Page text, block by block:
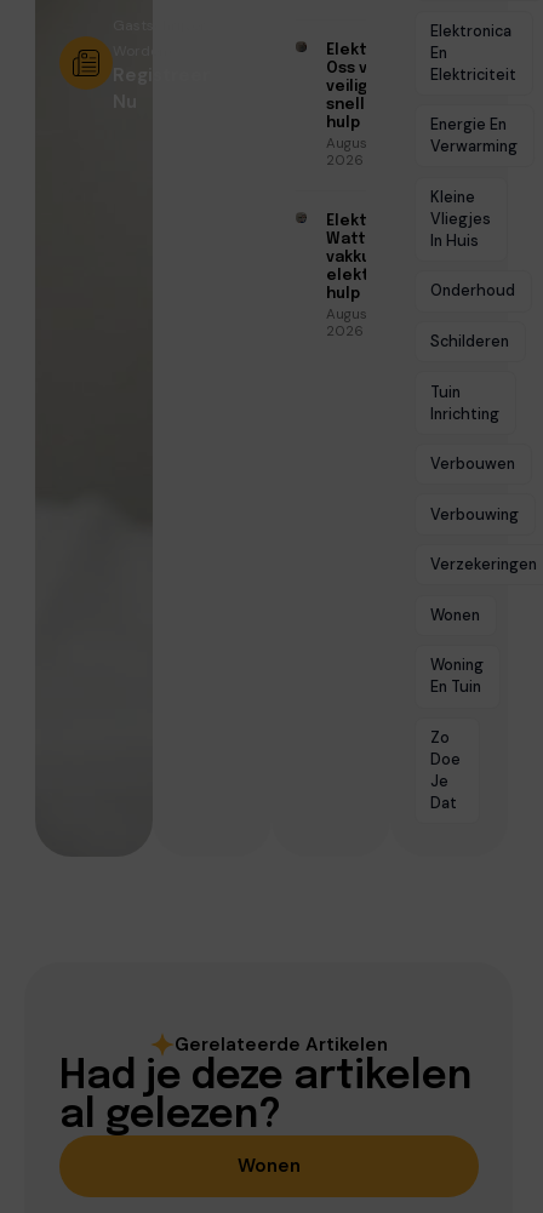
Elektricien
Oss voor
veilige en
snelle
hulp
Augustus 6,
2026
Elektricien
Watt voor
vakkundige
elektrische
hulp
Augustus 5,
2026
Elektronica
En
Elektriciteit
Energie En
Verwarming
Kleine
Vliegjes
In Huis
Onderhoud
Schilderen
Tuin
Inrichting
Verbouwen
Verbouwing
Verzekeringen
Wonen
Woning
En Tuin
Zo
Doe
Je
Dat
Registreer
Gerelateerde Artikelen
Had je deze artikelen
al gelezen?
Wonen